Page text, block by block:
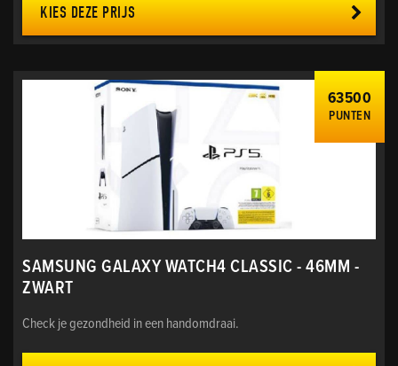
KIES DEZE PRIJS
63500
PUNTEN
SAMSUNG GALAXY WATCH4 CLASSIC - 46MM -
ZWART
Check je gezondheid in een handomdraai.